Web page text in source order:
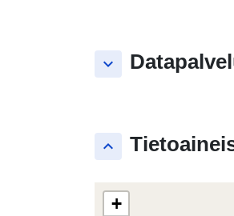
keyboard_arrow_down
keyboard_arrow_up
+